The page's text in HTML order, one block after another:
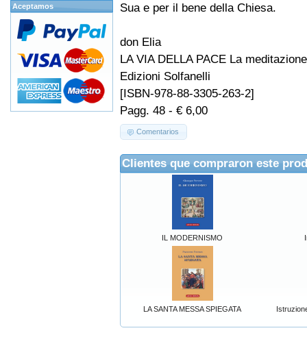
Sua e per il bene della Chiesa.
don Elia
LA VIA DELLA PACE La
Edizioni Solfanelli
[ISBN-978-88-3305-263-2]
Pagg. 48 - € 6,00
Comentarios
Clientes que compraron este
IL MODERNISMO
LA SANTA MESSA SPIEGATA
Aceptamos